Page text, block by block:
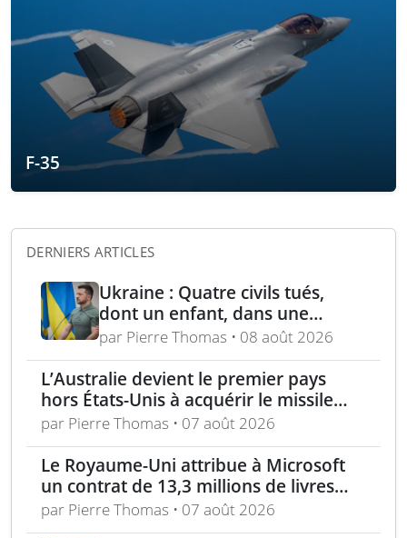
F-35
DERNIERS ARTICLES
Ukraine : Quatre civils tués,
dont un enfant, dans une
attaque russe par missile
balistique sur Kiev – Deux
raffineries russes visées par
l’Ukraine
par Pierre Thomas • 08 août 2026
L’Australie devient le premier pays
hors États-Unis à acquérir le missile
AIM-260 JATM
par Pierre Thomas • 07 août 2026
Le Royaume-Uni attribue à Microsoft
un contrat de 13,3 millions de livres
pour l’analyse des menaces
par Pierre Thomas • 07 août 2026